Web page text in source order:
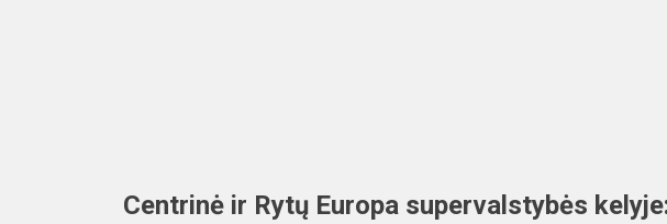
Centrinė ir Rytų Europa supervalstybės